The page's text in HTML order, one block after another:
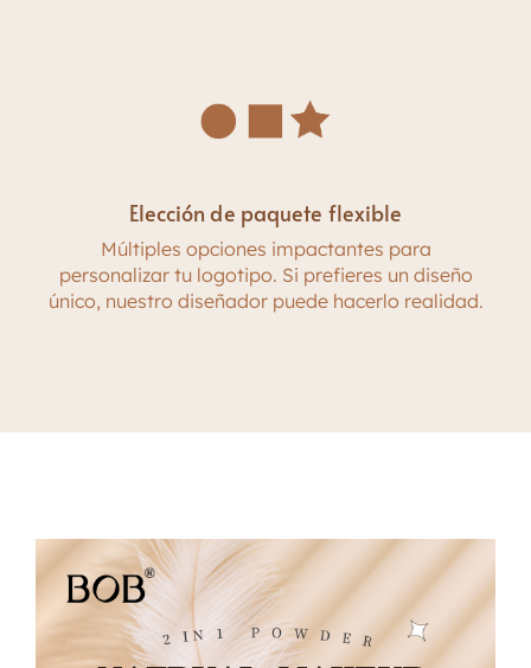
Elección de paquete flexible
Múltiples opciones impactantes para
personalizar tu logotipo. Si prefieres un diseño
único, nuestro diseñador puede hacerlo realidad.